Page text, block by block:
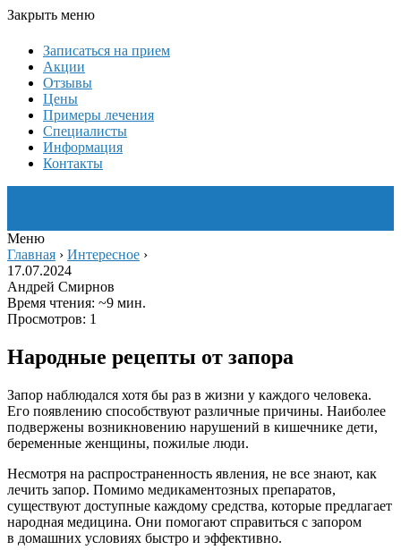
Закрыть меню
Записаться на прием
Акции
Отзывы
Цены
Примеры лечения
Специалисты
Информация
Контакты
Меню
Главная › Интересное ›
17.07.2024
Андрей Смирнов
Время чтения: ~9 мин.
Просмотров: 1
Народные рецепты от запора
Запор наблюдался хотя бы раз в жизни у каждого человека.
Его появлению способствуют различные причины. Наиболее
подвержены возникновению нарушений в кишечнике дети,
беременные женщины, пожилые люди.
Несмотря на распространенность явления, не все знают, как
лечить запор. Помимо медикаментозных препаратов,
существуют доступные каждому средства, которые предлагает
народная медицина. Они помогают справиться с запором
в домашних условиях быстро и эффективно.